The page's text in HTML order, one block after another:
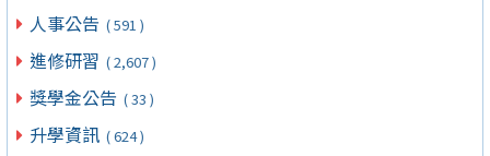
人事公告 ( 591 )
進修研習 ( 2,607 )
獎學金公告 ( 33 )
升學資訊 ( 624 )